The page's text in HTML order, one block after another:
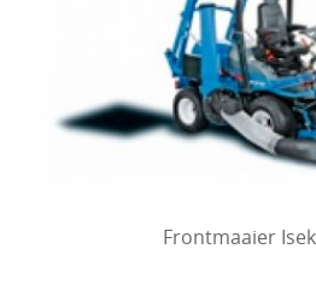
Frontmaaier